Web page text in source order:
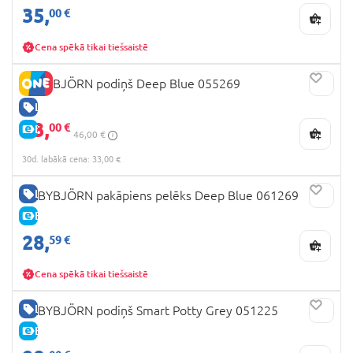
35,00 €
Cena spēkā tikai tiešsaistē
LABA CENA
E-CENA
BABYBJÖRN podiņš Deep Blue 055269
33,00 €
46,00 €
30d. labākā cena: 33,00 €
LABA CENA
E-CENA
BABYBJÖRN pakāpiens pelēks Deep Blue 061269
28,59 €
Cena spēkā tikai tiešsaistē
LABA CENA
E-CENA
BABYBJÖRN podiņš Smart Potty Grey 051225